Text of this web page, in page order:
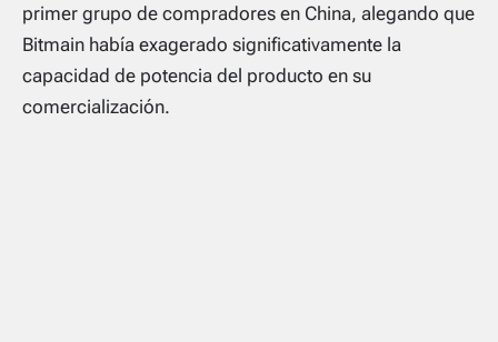
primer grupo de compradores en China, alegando que
Bitmain había exagerado significativamente la
capacidad de potencia del producto en su
comercialización.